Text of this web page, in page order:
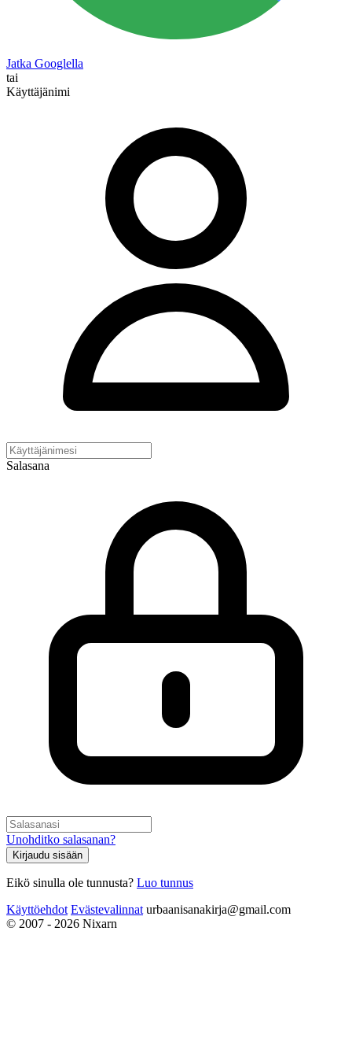
Jatka Googlella
tai
Käyttäjänimi
Salasana
Unohditko salasanan?
Kirjaudu sisään
Eikö sinulla ole tunnusta? Luo tunnus
Käyttöehdot Evästevalinnat urbaanisanakirja@gmail.com
© 2007 - 2026 Nixarn